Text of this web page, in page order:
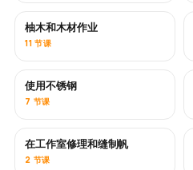
柚木和木材作业
11 节课
即将推出
使用不锈钢
7 节课
即将推出
在工作室修理和缝制帆
2 节课